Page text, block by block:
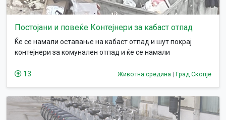
Постојани и повеќе Контејнери за кабаст отпад
Ќе се намали оставање на кабаст отпад и шут покрај
контејнери за комунален отпад и ќе се намали
13
Животна средина | Град Скопје